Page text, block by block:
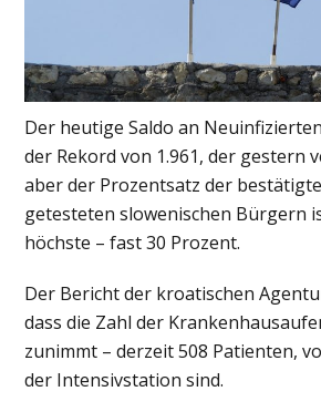
Der heutige Saldo an
der Rekord von 1.961, der gestern
aber der Prozentsatz der
getesteten slowenischen Bürgern
höchste – fast 30 Prozent.
Der Bericht der kroatischen
dass die Zahl der
zunimmt – derzeit 508 Patienten,
der Intensivstation sind.